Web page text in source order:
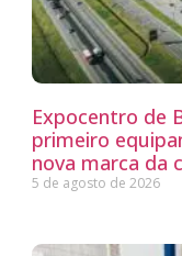
Expocentro de
primeiro
nova marca da
5 de agosto de 2026